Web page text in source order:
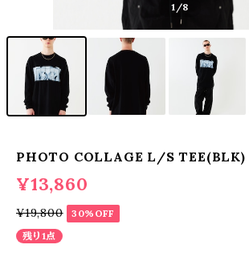
1 /8
PHOTO COLLAGE L/S TEE(BLK)
¥13,860
¥19,800
30%OFF
残り1点